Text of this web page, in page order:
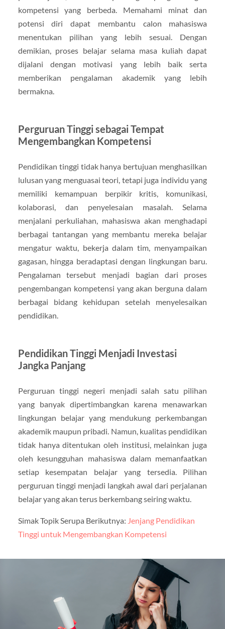
kompetensi yang berbeda. Memahami minat dan
potensi diri dapat membantu calon mahasiswa
menentukan pilihan yang lebih sesuai. Dengan
demikian, proses belajar selama masa kuliah dapat
dijalani dengan motivasi yang lebih baik serta
memberikan pengalaman akademik yang lebih
bermakna.
Perguruan Tinggi sebagai Tempat
Mengembangkan Kompetensi
Pendidikan tinggi tidak hanya bertujuan menghasilkan
lulusan yang menguasai teori, tetapi juga individu yang
memiliki kemampuan berpikir kritis, komunikasi,
kolaborasi, dan penyelesaian masalah. Selama
menjalani perkuliahan, mahasiswa akan menghadapi
berbagai tantangan yang membantu mereka belajar
mengatur waktu, bekerja dalam tim, menyampaikan
gagasan, hingga beradaptasi dengan lingkungan baru.
Pengalaman tersebut menjadi bagian dari proses
pengembangan kompetensi yang akan berguna dalam
berbagai bidang kehidupan setelah menyelesaikan
pendidikan.
Pendidikan Tinggi Menjadi Investasi
Jangka Panjang
Perguruan tinggi negeri menjadi salah satu pilihan
yang banyak dipertimbangkan karena menawarkan
lingkungan belajar yang mendukung perkembangan
akademik maupun pribadi. Namun, kualitas pendidikan
tidak hanya ditentukan oleh institusi, melainkan juga
oleh kesungguhan mahasiswa dalam memanfaatkan
setiap kesempatan belajar yang tersedia. Pilihan
perguruan tinggi menjadi langkah awal dari perjalanan
belajar yang akan terus berkembang seiring waktu.
Simak Topik Serupa Berikutnya: Jenjang Pendidikan
Tinggi untuk Mengembangkan Kompetensi